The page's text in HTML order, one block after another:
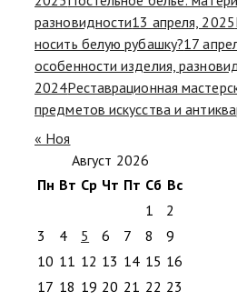
разновидности13 апреля, 2025
носить белую рубашку?17
особенности изделия,
2024Реставрационная
предметов искусства и
« Ноя
Август 2026
Пн Вт Ср Чт Пт Сб Вс
1
2
3
4 5 6 7 8
9
10 11 12 13 14 15 16
17 18 19 20 21 22 23